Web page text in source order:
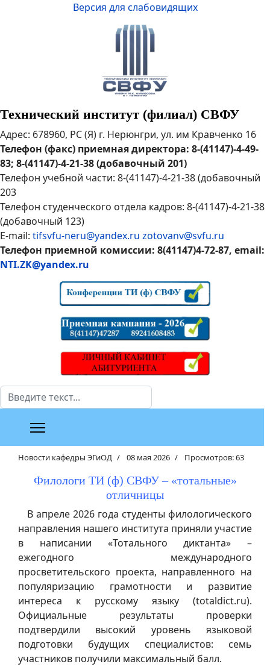
Версия для слабовидящих
Технический институт (филиал) СВФУ
Адрес: 678960, РС (Я) г. Нерюнгри, ул. им Кравченко 16
Телефон (факс) приемная директора: 8-(41147)-4-49-
83; 8-(41147)-4-21-38 (добавочный 201)
Телефон учебной части: 8-(41147)-4-21-38 (добавочный
203
Телефон студенческого отдела кадров: 8-(41147)-4-21-38
(добавочный 123)
E-mail: tifsvfu-neru@yandex.ru zotovanv@svfu.ru
Телефон приемной комиссии: 8(41147)4-72-87, email:
NTI.ZK@yandex.ru
Поиск
Новости кафедры ЭГиОД 08 мая 2026 Просмотров: 63
Филологи ТИ (ф) СВФУ – «тотальные»
отличницы
В апреле 2026 года студенты филологического
направления нашего института приняли участие
в написании «Тотального диктанта» –
ежегодного международного
просветительского проекта, направленного на
популяризацию грамотности и развитие
интереса к русскому языку (totaldict.ru).
Официальные результаты проверки
подтвердили высокий уровень языковой
подготовки будущих специалистов: семь
участников получили максимальный балл.